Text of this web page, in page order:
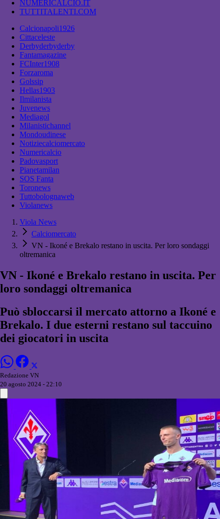
NUMERICALCIO.IT
TUTTITALENTI.COM
Calcionapoli1926
Cittaceleste
Derbyderbyderby
Fantamagazine
FCInter1908
Forzaroma
Golssip
Hellas1903
Ilmilanista
Juvenews
Mediagol
Milanistichannel
Mondoudinese
Notiziecalciomercato
Numericalcio
Padovasport
Pianetamilan
SOS Fanta
Toronews
Tuttobolognaweb
Violanews
Viola News
Calciomercato
VN - Ikoné e Brekalo restano in uscita. Per loro sondaggi
oltremanica
VN - Ikoné e Brekalo restano in uscita. Per
loro sondaggi oltremanica
Può sbloccarsi il mercato attorno a Ikoné e
Brekalo. I due esterni restano sul taccuino
dei giocatori in uscita
Redazione VN
20 agosto 2024 - 22:10